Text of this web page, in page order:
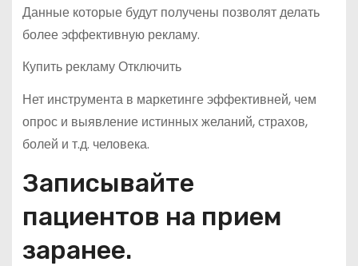
Данные которые будут получены позволят делать
более эффективную рекламу.
Купить рекламу Отключить
Нет инструмента в маркетинге эффективней, чем
опрос и выявление истинных желаний, страхов,
болей и т.д. человека.
Записывайте
пациентов на прием
заранее.